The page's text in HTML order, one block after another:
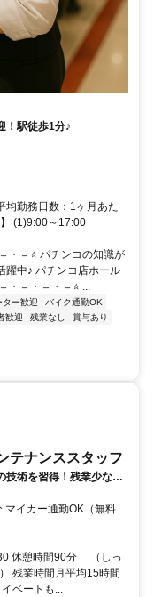
！駅徒歩1分♪
均勤務日数：1ヶ月あた
(1)9:00～17:00
・＝⭐ パチンコの知識が
躍中♪ パチンコ店ホール
・＝・＝・＝⭐ ...
ター歓迎
バイク通勤OK
歓迎 残業なし
賞与あり
テナンススタッフ
技術を習得！残業少なめ
◎
休憩時間90分 （しっ
残業時間月平均15時間
ベートも...